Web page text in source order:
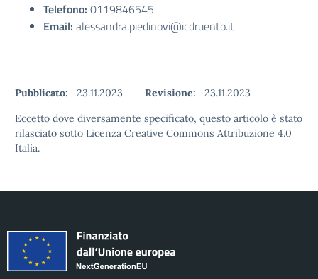
Telefono: 0119846545
Email: alessandra.piedinovi@icdruento.it
Pubblicato: 23.11.2023 - Revisione:
23.11.2023
Eccetto dove diversamente specificato, questo articolo è stato
rilasciato sotto Licenza Creative Commons Attribuzione 4.0
Italia.